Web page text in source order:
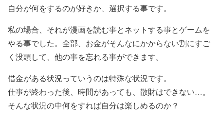
自分が何をするのが好きか、選択する事です。
私の場合、それが漫画を読む事とネットする事とゲームを
やる事でした。 全部、お金がそんなにかからない割にすご
く没頭して、他の事を忘れる事ができます。
借金がある状況っていうのは特殊な状況です。
仕事が終わった後、時間があっても、散財はできない…。
そんな状況の中何をすれば自分は楽しめるのか？